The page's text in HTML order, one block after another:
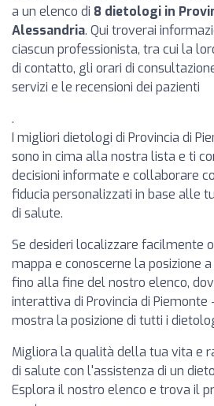
a un elenco di 8 dietologi in
Alessandria. Qui troverai
ciascun professionista, tra cui la
di contatto, gli orari di
servizi e le recensioni dei pazienti
.
I migliori dietologi di Provincia di
sono in cima alla nostra lista e ti
decisioni informate e collaborare
fiducia personalizzati in base alle
di salute.
Se desideri localizzare facilmente
mappa e conoscerne la posizione
fino alla fine del nostro elenco,
interattiva di Provincia di Piemonte
mostra la posizione di tutti i
Migliora la qualità della tua vita e
di salute con l'assistenza di un
Esplora il nostro elenco e trova il